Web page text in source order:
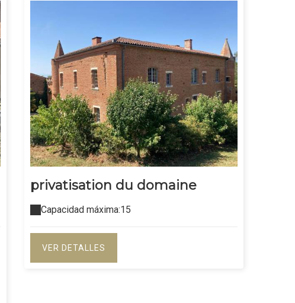
privatisation du domaine
Capacidad máxima:15
VER DETALLES